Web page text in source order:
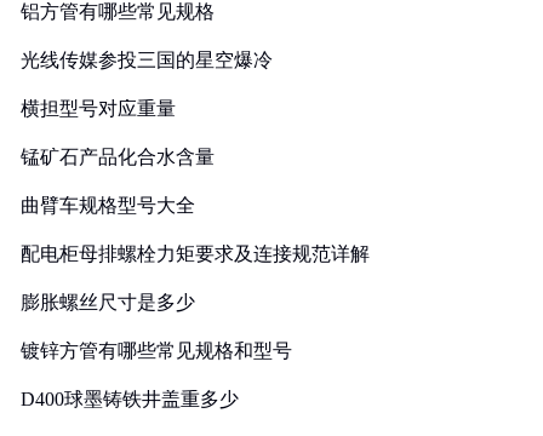
铝方管有哪些常见规格
光线传媒参投三国的星空爆冷
横担型号对应重量
锰矿石产品化合水含量
曲臂车规格型号大全
配电柜母排螺栓力矩要求及连接规范详解
膨胀螺丝尺寸是多少
镀锌方管有哪些常见规格和型号
D400球墨铸铁井盖重多少